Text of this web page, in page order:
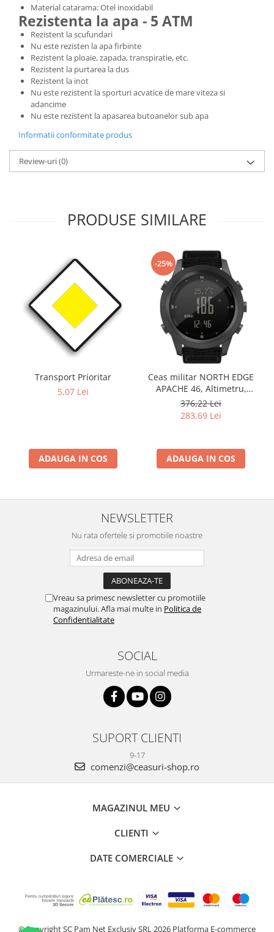
Material catarama: Otel inoxidabil
Rezistenta la apa - 5 ATM
Rezistent la scufundari
Nu este rezisten la apa firbinte
Rezistent la ploaie, zapada, transpiratie, etc.
Rezistent la purtarea la dus
Rezistent la inot
Nu este rezistent la sporturi acvatice de mare viteza si
adancime
Nu este rezistent la apasarea butoanelor sub apa
Informatii conformitate produs
Review-uri(0)
PRODUSE SIMILARE
Transport Prioritar
5,07 Lei
ADAUGA IN COS
-25%
Ceas militar NORTH EDGE
APACHE 46, Altimetru,
Barometru, Cronometru,
Termometru, Pedometru,
Busola
376,22 Lei
283,69 Lei
ADAUGA IN COS
NEWSLETTER
Nu rata ofertele si promotiile noastre
Vreau sa primesc newsletter cu promotiile
magazinului. Afla mai multe in Politica de
Confidentialitate
SOCIAL
Urmareste-ne in social media
SUPORT CLIENTI
9-17
comenzi@ceasuri-shop.ro
MAGAZINUL MEU
CLIENTI
DATE COMERCIALE
©Copyright SC Pam Net Exclusiv SRL 2026 Platforma E-commerce